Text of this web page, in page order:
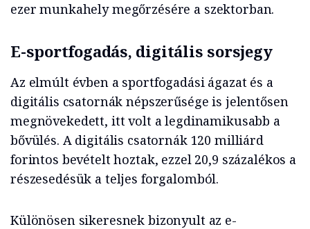
ezer munkahely megőrzésére a szektorban.
E-sportfogadás, digitális sorsjegy
Az elmúlt évben a sportfogadási ágazat és a
digitális csatornák népszerűsége is jelentősen
megnövekedett, itt volt a legdinamikusabb a
bővülés. A digitális csatornák 120 milliárd
forintos bevételt hoztak, ezzel 20,9 százalékos a
részesedésük a teljes forgalomból.
Különösen sikeresnek bizonyult az e-